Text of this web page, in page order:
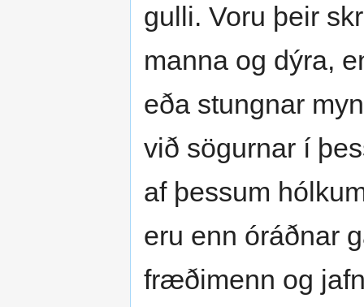
gulli. Voru þeir
manna og dýra,
eða stungnar
við sögurnar í
af þessum
eru enn óráðnar
fræðimenn og